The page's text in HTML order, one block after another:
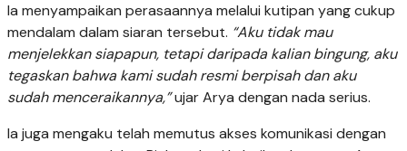
Ia menyampaikan perasaannya melalui kutipan yang cukup
mendalam dalam siaran tersebut. “Aku tidak mau
menjelekkan siapapun, tetapi daripada kalian bingung, aku
tegaskan bahwa kami sudah resmi berpisah dan aku
sudah menceraikannya,”ujar Arya dengan nada serius.
Ia juga mengaku telah memutus akses komunikasi dengan